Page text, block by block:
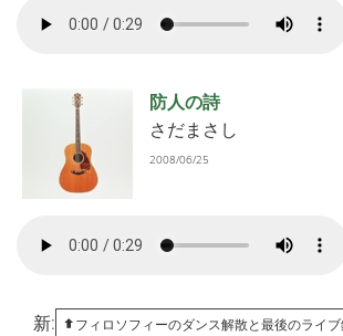
防人の詩
さだまさし
2008/06/25
新: フィロソフィーのダンス解散と最後のライ